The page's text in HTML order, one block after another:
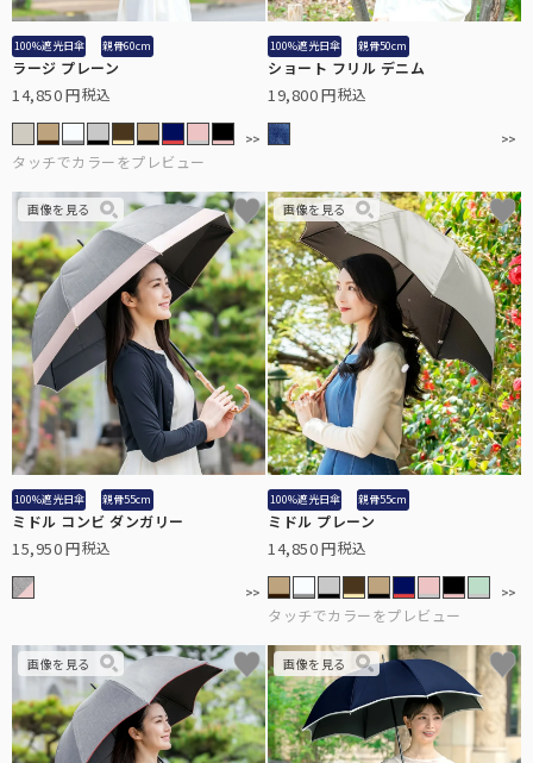
100%遮光日傘 親骨60cm
ラージ プレーン
14,850 税込
100%遮光日傘 親骨50cm
ショート フリル デニム
19,800 税込
100%遮光日傘 親骨55cm
ミドル コンビ ダンガリー
15,950 税込
100%遮光日傘 親骨55cm
ミドル プレーン
14,850 税込